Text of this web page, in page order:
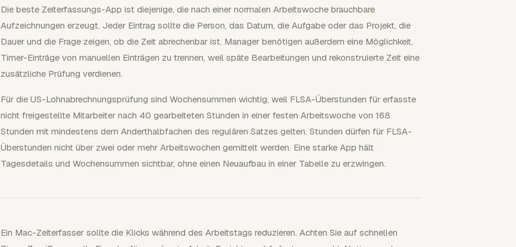
Die beste Zeiterfassungs-App ist diejenige, die nach einer normalen Arbeitswoche brauchbare
Aufzeichnungen erzeugt. Jeder Eintrag sollte die Person, das Datum, die Aufgabe oder das Projekt, die
Dauer und die Frage zeigen, ob die Zeit abrechenbar ist. Manager benötigen außerdem eine Möglichkeit,
Timer-Einträge von manuellen Einträgen zu trennen, weil späte Bearbeitungen und rekonstruierte Zeit eine
zusätzliche Prüfung verdienen.
Für die US-Lohnabrechnungsprüfung sind Wochensummen wichtig, weil FLSA-Überstunden für erfasste
nicht freigestellte Mitarbeiter nach 40 gearbeiteten Stunden in einer festen Arbeitswoche von 168
Stunden mit mindestens dem Anderthalbfachen des regulären Satzes gelten. Stunden dürfen für FLSA-
Überstunden nicht über zwei oder mehr Arbeitswochen gemittelt werden. Eine starke App hält
Tagesdetails und Wochensummen sichtbar, ohne einen Neuaufbau in einer Tabelle zu erzwingen.
Ein Mac-Zeiterfasser sollte die Klicks während des Arbeitstags reduzieren. Achten Sie auf schnellen